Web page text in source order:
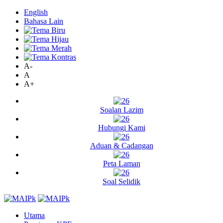
English
Bahasa Lain
A-
A
A+
Soalan Lazim
Hubungi Kami
Aduan & Cadangan
Peta Laman
Soal Selidik
Utama